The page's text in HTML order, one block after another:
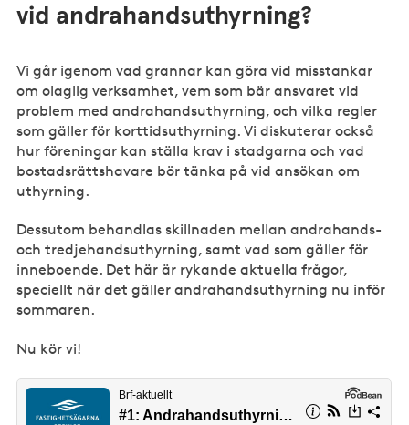
vid andrahandsuthyrning?
Vi går igenom vad grannar kan göra vid misstankar
om olaglig verksamhet, vem som bär ansvaret vid
problem med andrahandsuthyrning, och vilka regler
som gäller för korttidsuthyrning. Vi diskuterar också
hur föreningar kan ställa krav i stadgarna och vad
bostadsrättshavare bör tänka på vid ansökan om
uthyrning.
Dessutom behandlas skillnaden mellan andrahands-
och tredjehandsuthyrning, samt vad som gäller för
inneboende. Det här är rykande aktuella frågor,
speciellt när det gäller andrahandsuthyrning nu inför
sommaren.
Nu kör vi!